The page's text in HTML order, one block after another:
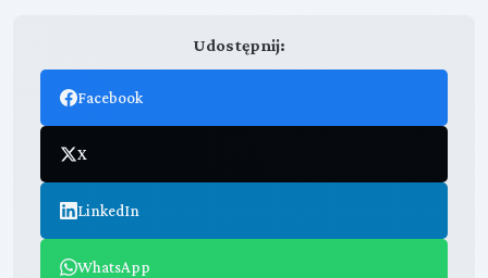
Udostępnij:
Facebook
X
LinkedIn
WhatsApp